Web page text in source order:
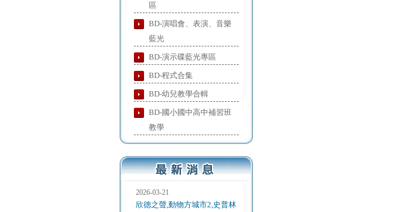
區
BD-演唱會、表演、音樂
藍光
BD-演示碟藍光專區
BD-程式合集
BD-幼兒教學合輯
BD-國小國中高中補習班
教學
2026-03-21
欣德之聲,動物方城市2,史普林